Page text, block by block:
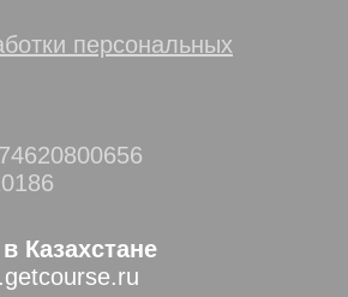
персональных
Казахстане